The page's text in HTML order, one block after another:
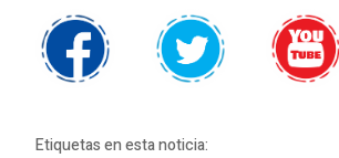
Etiquetas en esta noticia: